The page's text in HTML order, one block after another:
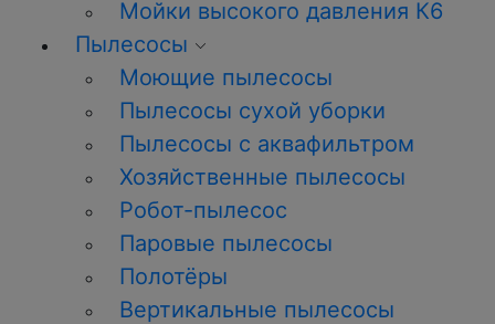
Мойки высокого давления К6
Пылесосы
Моющие пылесосы
Пылесосы сухой уборки
Пылесосы с аквафильтром
Хозяйственные пылесосы
Робот-пылесос
Паровые пылесосы
Полотёры
Вертикальные пылесосы